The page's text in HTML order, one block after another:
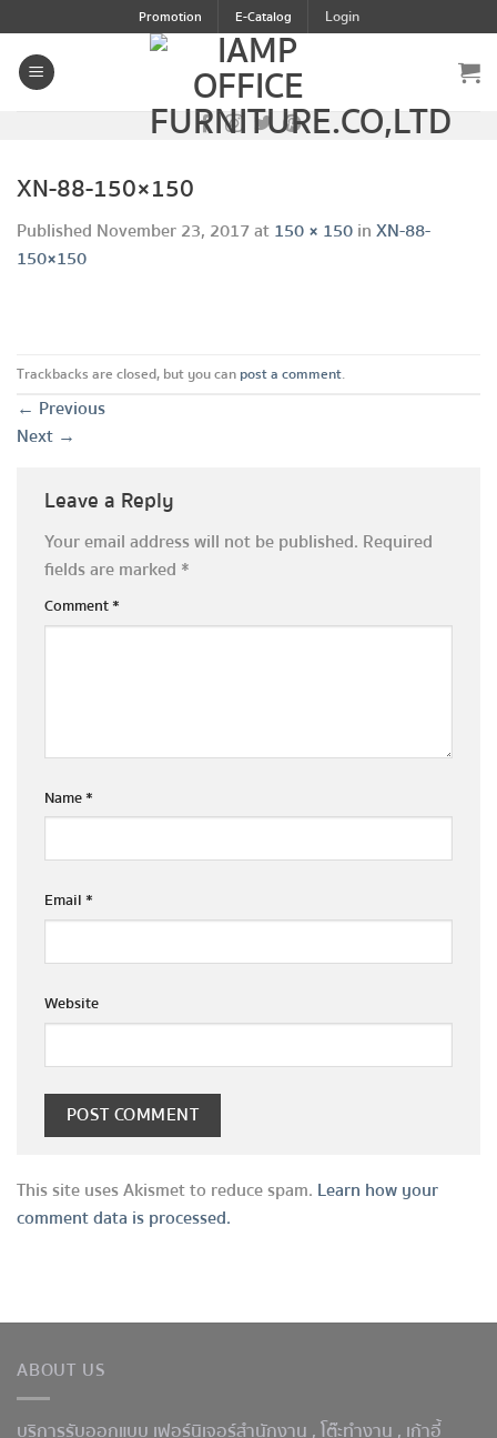
to
content
Promotion E-Catalog Login
XN-88-150×150
Published November 23, 2017at150 × 150inXN-88-
150×150
Trackbacks are closed, but you can post a comment.
← Previous
Next →
Leave a Reply
Your email address will not be published. Required
fields are marked *
Comment*
Name*
Email *
Website
This site uses Akismet to reduce spam. Learn how your
comment data is processed.
ABOUT US
บริการรับออกแบบ เฟอร์นิเจอร์สำนักงาน ,โต๊ะทำงาน , เก้าอี้